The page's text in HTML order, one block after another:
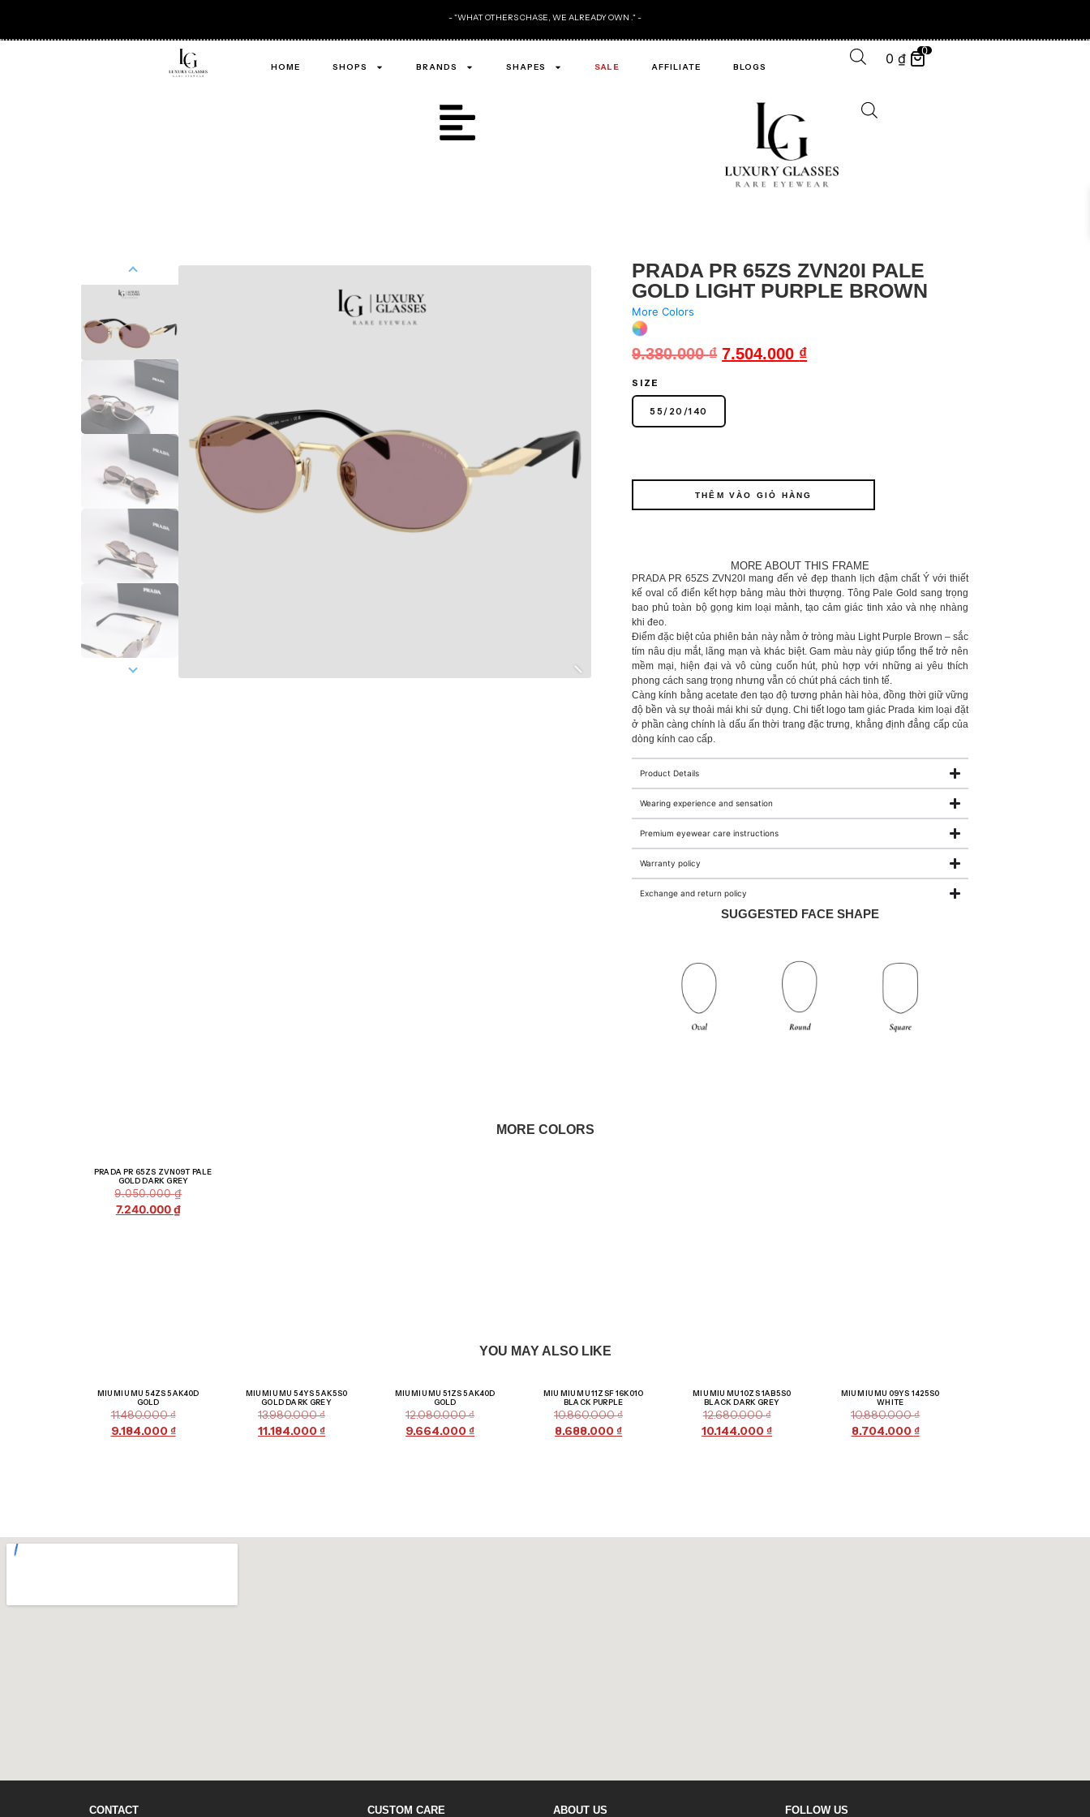
HOME SHOPS BRANDS SHAPES SALE AFFILIATE BLOGS
0₫ 0
PRADA PR 65ZS ZVN20I PALE
GOLD LIGHT PURPLE BROWN
More Colors
9.380.000₫ 7.504.000 ₫
SIZE
55 / 20 /140
THÊM VÀO GIỎ HÀNG
MORE ABOUT THIS FRAME
PRADA PR 65ZS ZVN20I mang đến vẻ đẹp thanh lịch đậm chất Ý với thiết
kế oval cổ điển kết hợp bảng màu thời thượng. Tông Pale Gold sang trọng
bao phủ toàn bộ gọng kim loại mảnh, tạo cảm giác tinh xảo và nhẹ nhàng
khi đeo.
Điểm đặc biệt của phiên bản này nằm ở tròng màu Light Purple Brown – sắc
tím nâu dịu mắt, lãng mạn và khác biệt. Gam màu này giúp tổng thể trở nên
mềm mại, hiện đại và vô cùng cuốn hút, phù hợp với những ai yêu thích
phong cách sang trọng nhưng vẫn có chút phá cách tinh tế.
Càng kính bằng acetate đen tạo độ tương phản hài hòa, đồng thời giữ vững
độ bền và sự thoải mái khi sử dụng. Chi tiết logo tam giác Prada kim loại đặt
ở phần càng chính là dấu ấn thời trang đặc trưng, khẳng định đẳng cấp của
dòng kính cao cấp.
Product Details
Wearing experience and sensation
Premium eyewear care instructions
Warranty policy
Exchange and return policy
SUGGESTED FACE SHAPE
MORE COLORS
PRADA PR 65ZS ZVN09T PALE
GOLD DARK GREY
9.050.000₫
7.240.000₫
YOU MAY ALSO LIKE
MIU MIU MU 54ZS 5AK40D
GOLD
11.480.000₫
9.184.000 ₫
MIU MIU MU 54YS 5AK5S0
GOLD DARK GREY
13.980.000₫
11.184.000₫
MIU MIU MU 51ZS 5AK40D
GOLD
12.080.000₫
9.664.000₫
MIU MIU MU 11ZSF 16K01O
BLACK PURPLE
10.860.000₫
8.688.000₫
MIU MIU MU 10ZS 1AB5S0
BLACK DARK GREY
12.680.000₫
10.144.000₫
MIU MIU MU 09YS 1425S0
WHITE
10.880.000₫
8.704.000 ₫
CONTACT CUSTOM CARE ABOUT US FOLLOW US